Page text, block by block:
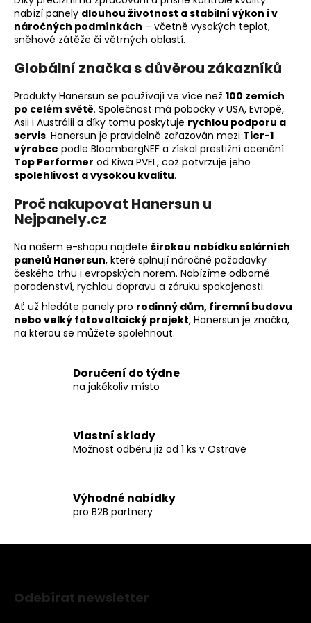
nabízí panely dlouhou životnost a stabilní výkon i v
náročných podmínkách – včetně vysokých teplot,
sněhové zátěže či větrných oblastí.
Globální značka s důvěrou zákazníků
Produkty Hanersun se používají ve více než 100 zemích
po celém světě. Společnost má pobočky v USA, Evropě,
Asii i Austrálii a díky tomu poskytuje rychlou podporu a
servis. Hanersun je pravidelně zařazován mezi Tier-1
výrobce podle BloombergNEF a získal prestižní ocenění
Top Performer od Kiwa PVEL, což potvrzuje jeho
spolehlivost a vysokou kvalitu.
Proč nakupovat Hanersun u
Nejpanely.cz
Na našem e-shopu najdete širokou nabídku solárních
panelů Hanersun, které splňují náročné požadavky
českého trhu i evropských norem. Nabízíme odborné
poradenství, rychlou dopravu a záruku spokojenosti.
Ať už hledáte panely pro rodinný dům, firemní budovu
nebo velký fotovoltaický projekt, Hanersun je značka,
na kterou se můžete spolehnout.
Doručení do týdne
na jakékoliv místo
Vlastní sklady
Možnost odběru již od 1 ks v Ostravě
Výhodné nabídky
pro B2B partnery
Odebírat newsletter